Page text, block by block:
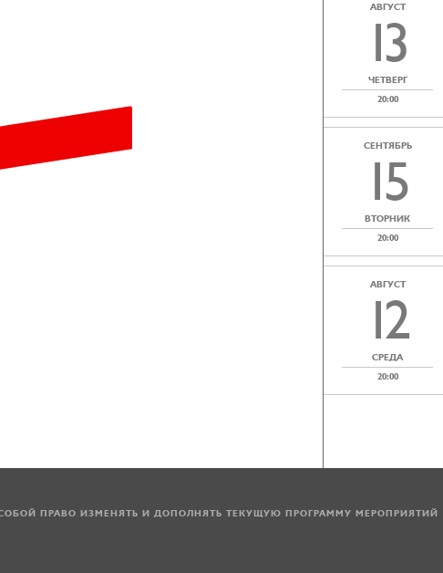
АВГУСТ
13
ЧЕТВЕРГ
20:00
СЕНТЯБРЬ
15
ВТОРНИК
20:00
АВГУСТ
12
СРЕДА
20:00
ПРАВО ИЗМЕНЯТЬ И ДОПОЛНЯТЬ ТЕКУЩУЮ ПРОГРАММУ МЕРОПРИЯТИЙ